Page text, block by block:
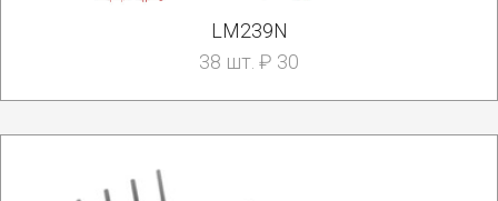
LM239N
38 шт. ₽ 30